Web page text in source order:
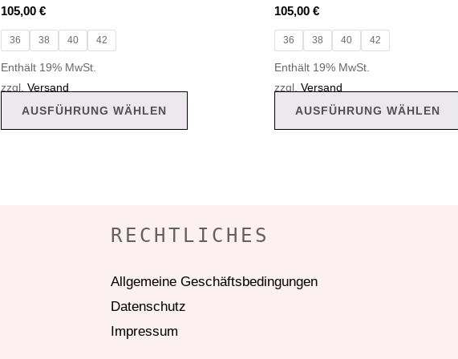
105,00 €
36 38 40 42
Enthält 19% MwSt.
zzgl. Versand
AUSFÜHRUNG WÄHLEN
105,00 €
36 38 40 42
Enthält 19% MwSt.
zzgl. Versand
AUSFÜHRUNG WÄHLEN
RECHTLICHES
Allgemeine Geschäftsbedingungen
Datenschutz
Impressum